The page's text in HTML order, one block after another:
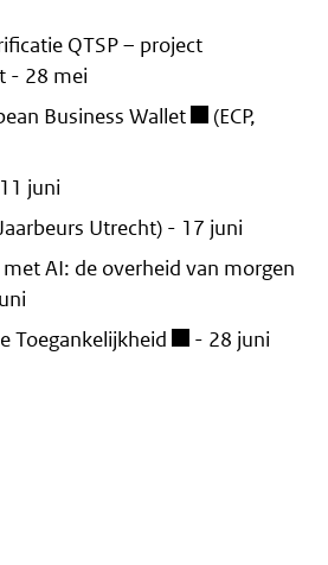
QTSP – project
- 28 mei
Business Wallet
(ECP,
juni
Utrecht) - 17 juni
AI: de overheid van morgen
Toegankelijkheid
- 28 juni